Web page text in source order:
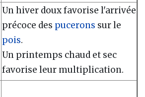
Un hiver doux favorise l'arrivée
précoce des pucerons sur le
pois.
Un printemps chaud et sec
favorise leur multiplication.